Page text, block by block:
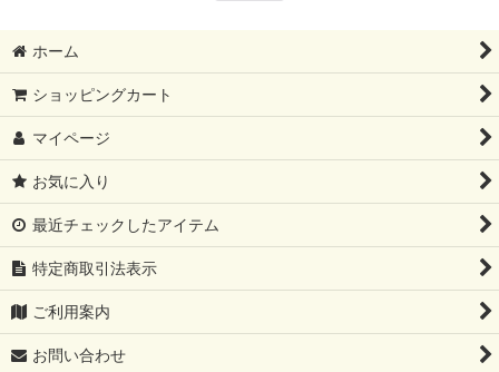
ホーム
ショッピングカート
マイページ
お気に入り
最近チェックしたアイテム
特定商取引法表示
ご利用案内
お問い合わせ